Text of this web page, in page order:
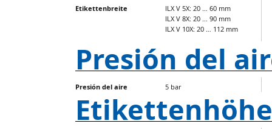
Etikettenbreite
ILX V 5X: 20 … 60 mm
ILX V 8X: 20 … 90 mm
ILX V 10X: 20 … 112 mm
Presión del
Presión del aire 5 bar
Etikettenhöhe